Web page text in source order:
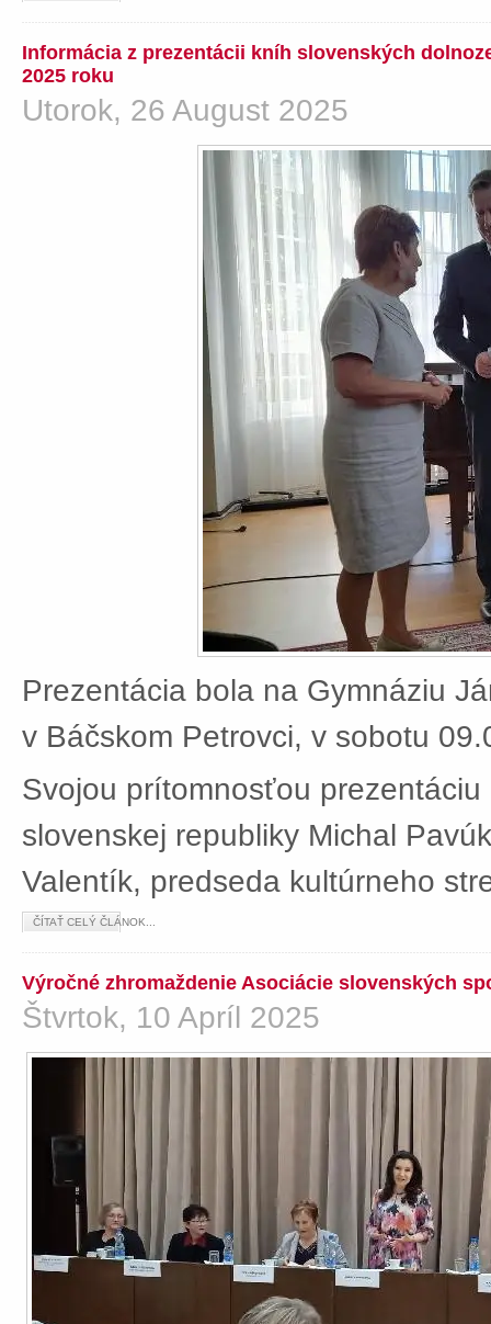
Informácia z prezentácii kníh slovenských
2025 roku
Utorok, 26 August 2025
Prezentácia bola na Gymnáziu
v Báčskom Petrovci, v sobotu
Svojou prítomnosťou
slovenskej republiky Michal
Valentík, predseda kultúrneho
ČÍTAŤ CELÝ ČLÁNOK...
Výročné zhromaždenie Asociácie slovenských
Štvrtok, 10 Apríl 2025